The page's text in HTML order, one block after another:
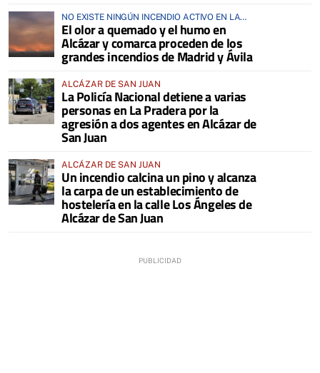
NO EXISTE NINGÚN INCENDIO ACTIVO EN LA
COMARCA
El olor a quemado y el humo en
Alcázar y comarca proceden de los
grandes incendios de Madrid y Ávila
ALCÁZAR DE SAN JUAN
La Policía Nacional detiene a varias
personas en La Pradera por la
agresión a dos agentes en Alcázar de
San Juan
ALCÁZAR DE SAN JUAN
Un incendio calcina un pino y alcanza
la carpa de un establecimiento de
hostelería en la calle Los Ángeles de
Alcázar de San Juan